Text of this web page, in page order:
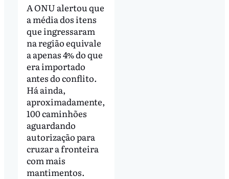
A ONU alertou que
a média dos itens
que ingressaram
na região equivale
a apenas 4% do que
era importado
antes do conflito.
Há ainda,
aproximadamente,
100 caminhões
aguardando
autorização para
cruzar a fronteira
com mais
mantimentos.